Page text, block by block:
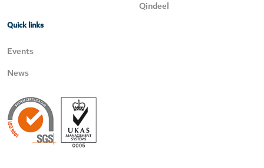
Qindeel
Quick links
Events
News